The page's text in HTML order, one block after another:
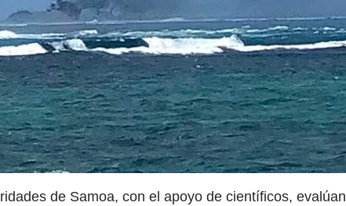
de Samoa, con el apoyo de científicos, evalúan